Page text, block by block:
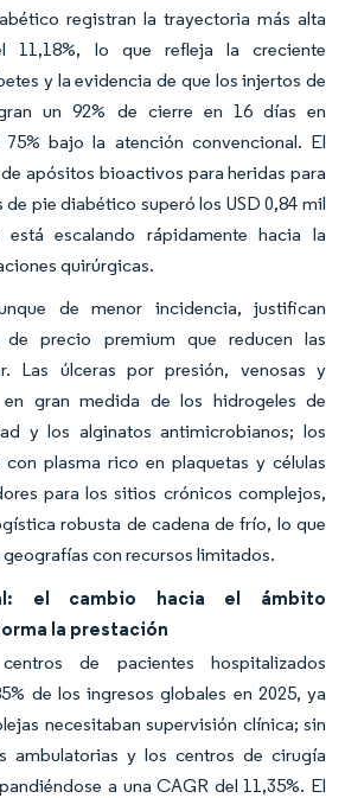
registran la trayectoria más alta
11,18%, lo que refleja la creciente
y la evidencia de que los injertos de
un 92% de cierre en 16 días en
bajo la atención convencional. El
apósitos bioactivos para heridas para
de pie diabético superó los USD 0,84 mil
escalando rápidamente hacia la
quirúrgicas.
de menor incidencia, justifican
de precio premium que reducen las
Las úlceras por presión, venosas y
en gran medida de los hidrogeles de
y los alginatos antimicrobianos; los
plasma rico en plaquetas y células
para los sitios crónicos complejos,
robusta de cadena de frío, lo que
con recursos limitados.
el cambio hacia el ámbito
la prestación
de pacientes hospitalizados
de los ingresos globales en 2025, ya
necesitaban supervisión clínica; sin
ambulatorias y los centros de cirugía
a una CAGR del 11,35%. El